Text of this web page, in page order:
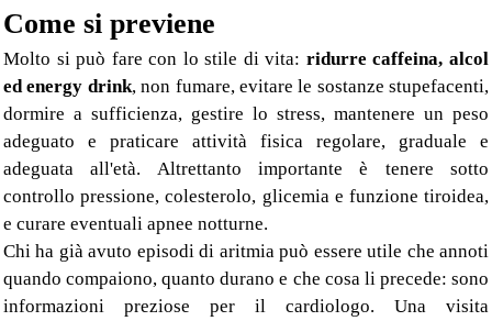
Come si previene
Molto si può fare con lo stile di vita: ridurre caffeina, alcol
ed energy drink, non fumare, evitare le sostanze stupefacenti,
dormire a sufficienza, gestire lo stress, mantenere un peso
adeguato e praticare attività fisica regolare, graduale e
adeguata all'età. Altrettanto importante è tenere sotto
controllo pressione, colesterolo, glicemia e funzione tiroidea,
e curare eventuali apnee notturne.
Chi ha già avuto episodi di aritmia può essere utile che annoti
quando compaiono, quanto durano e che cosa li precede: sono
informazioni preziose per il cardiologo. Una visita